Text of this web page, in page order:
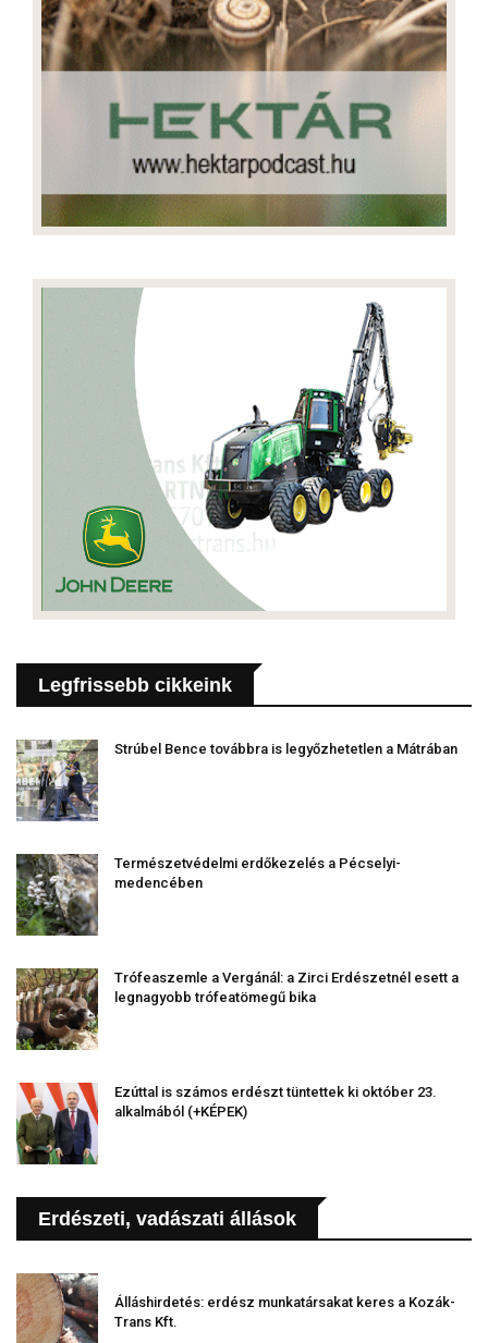
Legfrissebb cikkeink
Strúbel Bence továbbra is legyőzhetetlen a Mátrában
Természetvédelmi erdőkezelés a Pécselyi-
medencében
Trófeaszemle a Vergánál: a Zirci Erdészetnél esett a
legnagyobb trófeatömegű bika
Ezúttal is számos erdészt tüntettek ki október 23.
alkalmából (+KÉPEK)
Erdészeti, vadászati állások
Álláshirdetés: erdész munkatársakat keres a Kozák-
Trans Kft.